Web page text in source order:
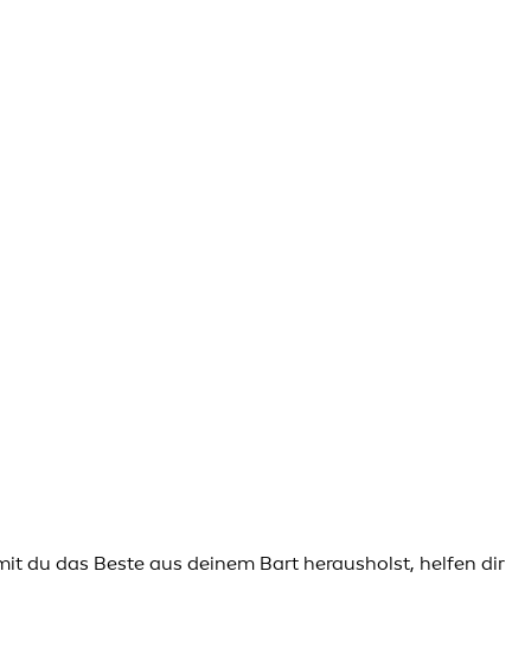
du das Beste aus deinem Bart herausholst, helfen dir